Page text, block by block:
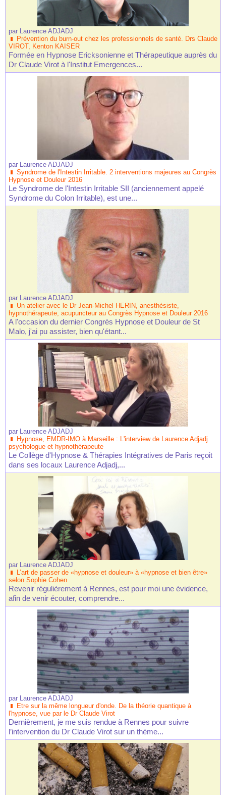
par Laurence ADJADJ
Prévention du burn-out chez les professionnels de santé. Drs Claude
VIROT, Kenton KAISER
Formée en Hypnose Ericksonienne et Thérapeutique auprès du
Dr Claude Virot à l'Institut Emergences...
par Laurence ADJADJ
Syndrome de l'Intestin Irritable. 2 interventions majeures au Congrès
Hypnose et Douleur 2016
Le Syndrome de l'Intestin Irritable SII (anciennement appelé
Syndrome du Colon Irritable), est une...
par Laurence ADJADJ
Un atelier avec le Dr Jean-Michel HERIN, anesthésiste,
hypnothérapeute, acupuncteur au Congrès Hypnose et Douleur 2016
A l'occasion du dernier Congrès Hypnose et Douleur de St
Malo, j'ai pu assister, bien qu'étant...
par Laurence ADJADJ
Hypnose, EMDR-IMO à Marseille : L'interview de Laurence Adjadj
psychologue et hypnothérapeute
Le Collège d'Hypnose & Thérapies Intégratives de Paris reçoit
dans ses locaux Laurence Adjadj,...
par Laurence ADJADJ
L’art de passer de «hypnose et douleur» à «hypnose et bien être»
selon Sophie Cohen
Revenir régulièrement à Rennes, est pour moi une évidence,
afin de venir écouter, comprendre...
par Laurence ADJADJ
Etre sur la même longueur d'onde. De la théorie quantique à
l'hypnose, vue par le Dr Claude Virot
Dernièrement, je me suis rendue à Rennes pour suivre
l’intervention du Dr Claude Virot sur un thème...